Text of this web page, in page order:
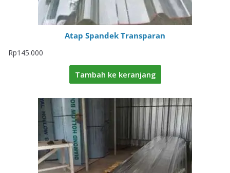
Atap Spandek Transparan
Rp145.000
Tambah ke keranjang